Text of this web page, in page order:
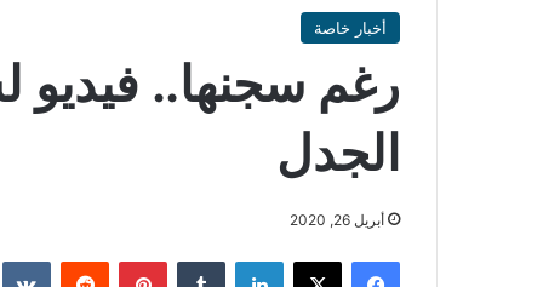
أخبار خاصة
رغم سجنها.. فيديو
الجدل
أبريل 26, 2020
فيسبوك ‫X لينكدإن بينتيريست